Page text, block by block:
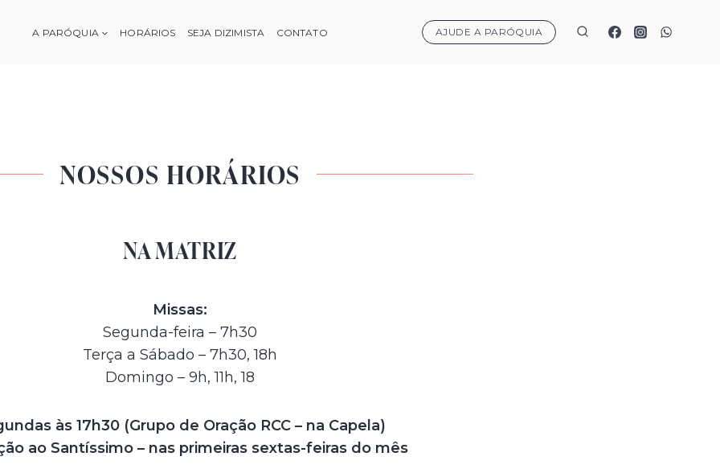
A PARÓQUIA HORÁRIOS SEJA DIZIMISTA CONTATO AJUDE A PARÓQUIA
NOSSOS HORÁRIOS
NA MATRIZ
Missas:
Segunda-feira – 7h30
Terça a Sábado – 7h30, 18h
Domingo – 9h, 11h, 18
às 17h30 (Grupo de Oração RCC – na Capela)
ao Santíssimo – nas primeiras sextas-feiras do mês